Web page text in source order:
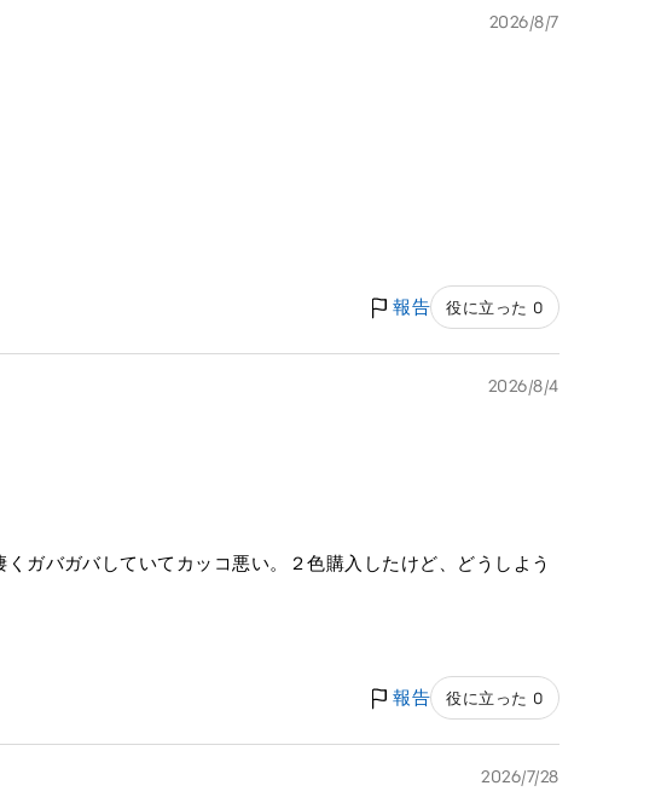
2026/8/7
報告 役に立った 0
2026/8/4
ガバガバしていてカッコ悪い。２色購入したけど、どうしよう
報告 役に立った 0
2026/7/28